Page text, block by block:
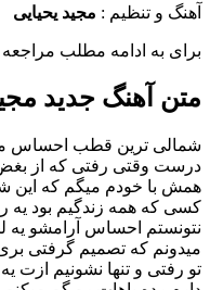
آهنگ و تنظیم : مجید یحیایی
برای به ادامه مطلب
متن آهنگ جدید
شمالی ترین قطب احساس
درست وقتی رفتی که از
همش با خودم میگم که این
کسی که همه زندگیم بود یه
نتونستم احساس آرامشو
میدونم که تصمیم گرفتی
تو رفتی و تنها نشونیم ازت